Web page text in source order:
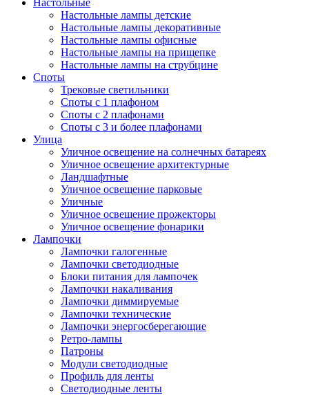
Настольные
Настольные лампы детские
Настольные лампы декоративные
Настольные лампы офисные
Настольные лампы на прищепке
Настольные лампы на струбцине
Споты
Трековые светильники
Споты с 1 плафоном
Споты с 2 плафонами
Споты с 3 и более плафонами
Улица
Уличное освещение на солнечных батареях
Уличное освещение архитектурные
Ландшафтные
Уличное освещение парковые
Уличные
Уличное освещение прожекторы
Уличное освещение фонарики
Лампочки
Лампочки галогенные
Лампочки светодиодные
Блоки питания для лампочек
Лампочки накаливания
Лампочки диммируемые
Лампочки технические
Лампочки энергосберегающие
Ретро-лампы
Патроны
Модули светодиодные
Профиль для ленты
Светодиодные ленты